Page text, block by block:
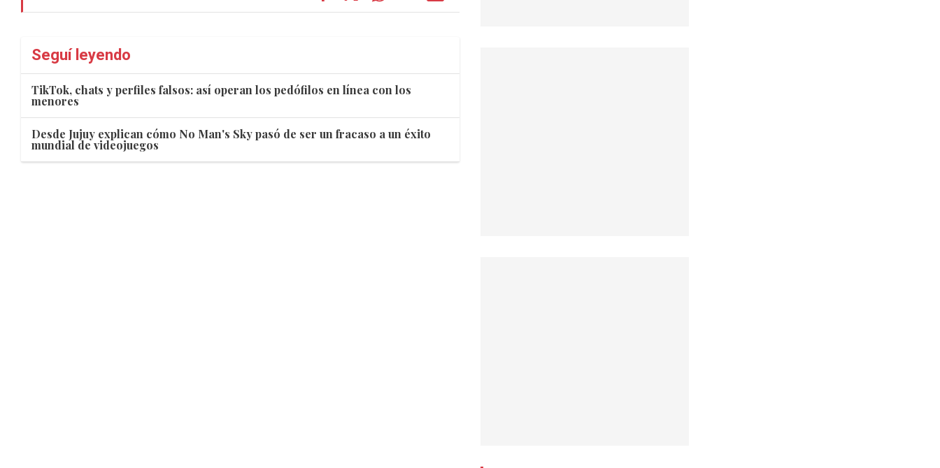
Seguí leyendo
TikTok, chats y perfiles falsos: así operan los pedófilos en línea con los
menores
Desde Jujuy explican cómo No Man's Sky pasó de ser un fracaso a un éxito
mundial de videojuegos